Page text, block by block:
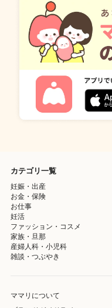
カテゴリ一覧
妊娠・出産
お金・保険
お仕事
妊活
ファッション・コスメ
家族・旦那
産婦人科・小児科
雑談・つぶやき
ママリについて